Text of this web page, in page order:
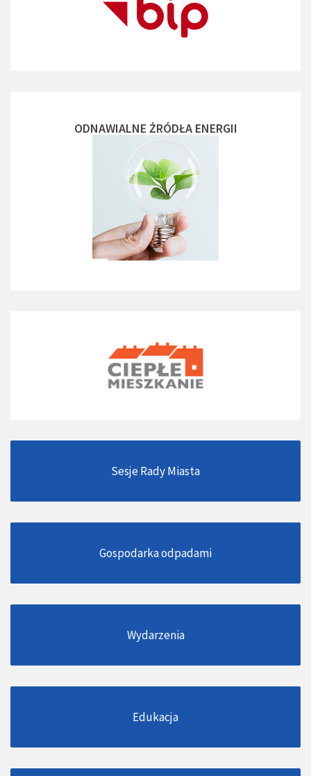
ODNAWIALNE ŻRÓDŁA ENERGII
Sesje Rady Miasta
Gospodarka odpadami
Wydarzenia
Edukacja